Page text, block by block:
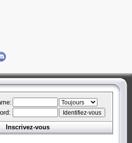
Inscrivez-vous